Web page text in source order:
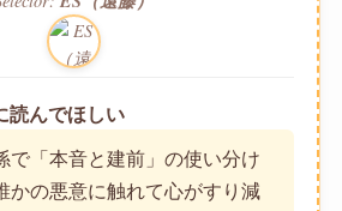
読んでほしい
で「本音と建前」の使い分け
かの悪意に触れて心がすり減